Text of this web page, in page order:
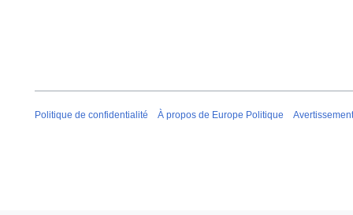
Politique de confidentialité À propos de Europe Politique